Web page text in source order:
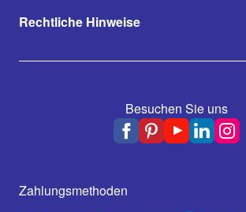
Rechtliche Hinweise
Besuchen Sie uns
Zahlungsmethoden